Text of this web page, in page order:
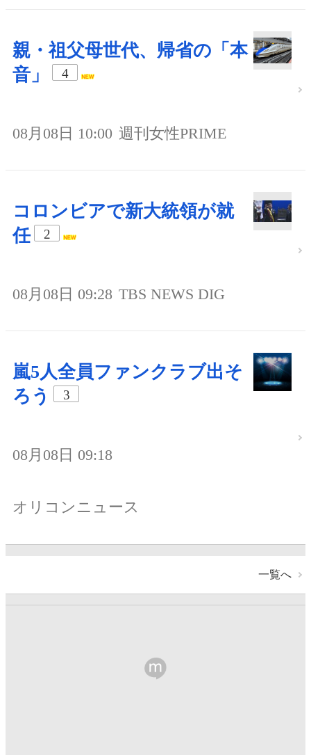
親・祖父母世代、帰省の「本
音」
4
08月08日 10:00 週刊女性PRIME
コロンビアで新大統領が就
任
2
08月08日 09:28 TBS NEWS DIG
嵐5人全員ファンクラブ出そ
ろう
3
08月08日 09:18
オリコンニュース
一覧へ